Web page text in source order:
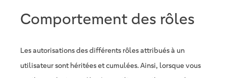
Comportement des rôles
Les autorisations des différents rôles attribués à un
utilisateur sont héritées et cumulées. Ainsi, lorsque vous